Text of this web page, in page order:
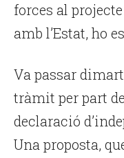
forces al
amb l’Estat, ho
Va passar
tràmit per part
declaració
Una proposta,